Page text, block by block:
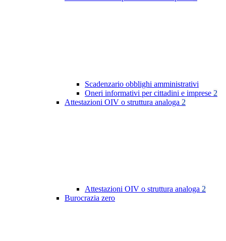
Scadenzario obblighi amministrativi
Oneri informativi per cittadini e imprese 2
Attestazioni OIV o struttura analoga 2
Attestazioni OIV o struttura analoga 2
Burocrazia zero